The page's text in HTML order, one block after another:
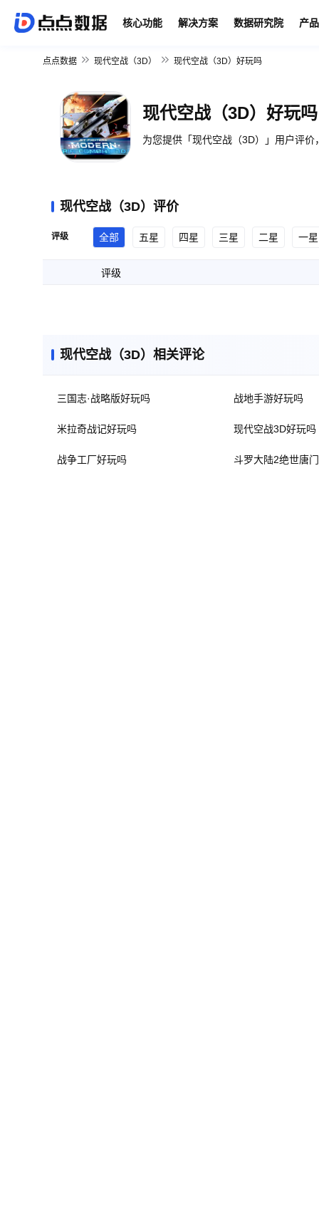
核心功能 解决方案 数据研究院 产
点点数据 现代空战（3D） 现代空战（3D）好玩吗
现代空战（3D）好玩吗
为您提供「现代空战（3D）」用户评
现代空战（3D）评价
评级 全部 五星 四星 三星 二星 一星
评级
现代空战（3D）相关评论
三国志·战略版好玩吗 战地手游好玩吗
米拉奇战记好玩吗 现代空战3D好玩吗
战争工厂好玩吗 斗罗大陆2绝世唐